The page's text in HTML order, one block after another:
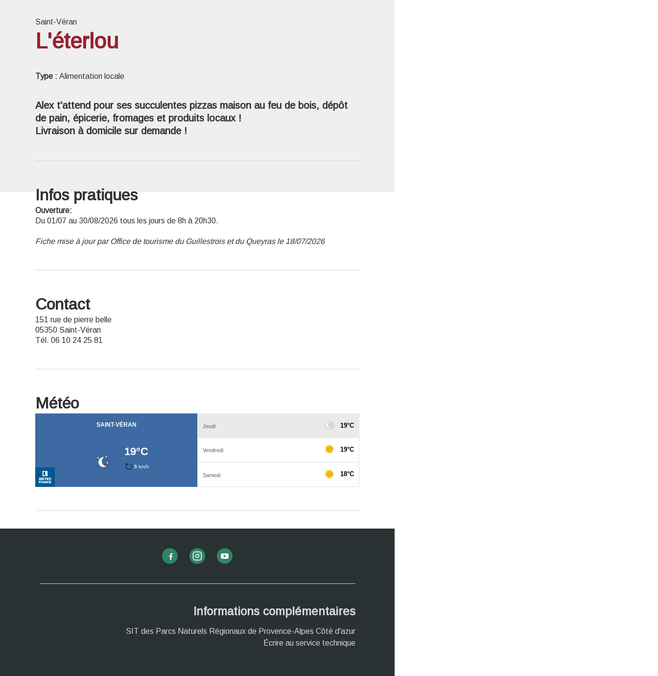
Saint-Véran
L'éterlou
Type : Alimentation locale
Alex t'attend pour ses succulentes pizzas maison au feu de bois, dépôt
de pain, épicerie, fromages et produits locaux !
Livraison à domicile sur demande !
Infos pratiques
Ouverture:
Du 01/07 au 30/08/2026 tous les jours de 8h à 20h30.
Fiche mise à jour par Office de tourisme du Guillestrois et du Queyras le 18/07/2026
Contact
151 rue de pierre belle
05350 Saint-Véran
Tél. 06 10 24 25 81
Météo
Informations complémentaires
SIT des Parcs Naturels Régionaux de Provence-Alpes Côté d'azur
Écrire au service technique